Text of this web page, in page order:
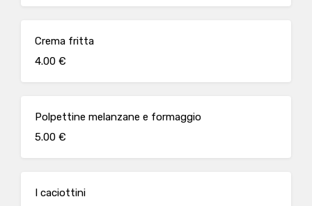
Crema fritta
4.00 €
Polpettine melanzane e formaggio
5.00 €
I caciottini